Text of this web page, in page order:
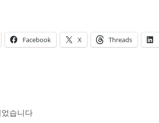
Facebook X Threads
습니다